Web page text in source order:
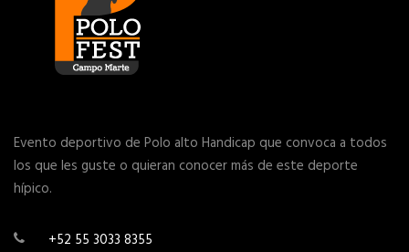
Evento deportivo de Polo alto Handicap que convoca a todos
los que les guste o quieran conocer más de este deporte
hípico.
+52 55 3033 8355